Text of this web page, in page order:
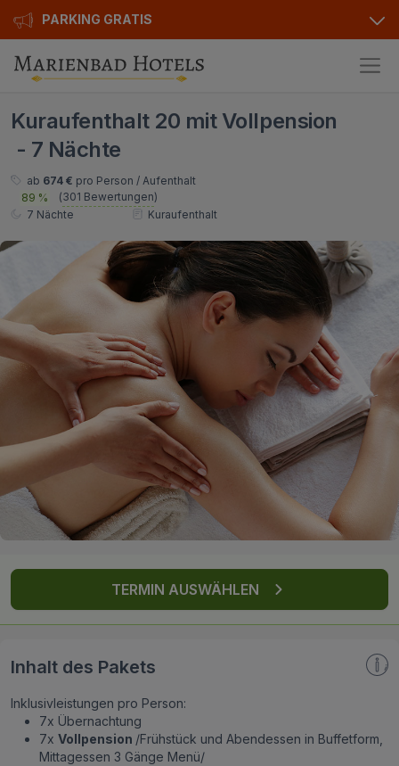
PARKING GRATIS
Hotels
Alle Hotels
Kurhotels
Golfhotels
Ensana Hotels
Orea Hotels
Angebote
Geschenkgutscheine
Bonusse
Sonderangebot
Kontakt
Über uns
Privat Transfer
Kuraufenthalt 20 mit Vollpension
- 7 Nächte
ab 674 € pro Person / Aufenthalt
89 %
(301 Bewertungen)
7 Nächte
Kuraufenthalt
TERMIN AUSWÄHLEN
Inhalt des Pakets
Inklusivleistungen pro Person:
7x Übernachtung
7x Vollpension /Frühstück und Abendessen in Buffetform,
Mittagessen 3 Gänge Menü/